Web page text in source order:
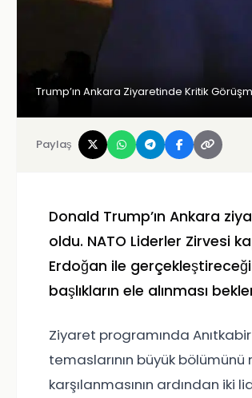
Trump’ın Ankara Ziyaretinde Kritik
Paylaş
Donald Trump’ın Ankara
oldu. NATO Liderler Zirvesi
Erdoğan ile
başlıkların ele alınması
Ziyaret programında Anıtkabir
temaslarının büyük
karşılanmasının ardından